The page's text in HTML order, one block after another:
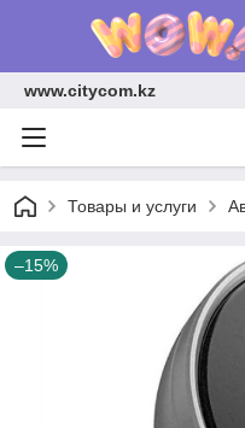
www.citycom.kz
Товары и услуги
–15%